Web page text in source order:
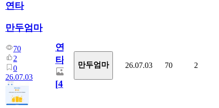
연타
만두엄마
70
2
0
26.07.03
연
타
[4]
만두엄마 26.07.03 70 2